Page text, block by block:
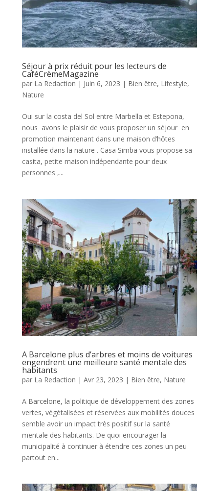
Séjour à prix réduit pour les lecteurs de
CaféCrèmeMagazine
par La Redaction | Juin 6, 2023 | Bien être, Lifestyle,
Nature
Oui sur la costa del Sol entre Marbella et Estepona,
nous avons le plaisir de vous proposer un séjour en
promotion maintenant dans une maison d’hôtes
installée dans la nature . Casa Simba vous propose sa
casita, petite maison indépendante pour deux
personnes ,...
A Barcelone plus d’arbres et moins de voitures
engendrent une meilleure santé mentale des
habitants
par La Redaction | Avr 23, 2023 | Bien être, Nature
A Barcelone, la politique de développement des zones
vertes, végétalisées et réservées aux mobilités douces
semble avoir un impact très positif sur la santé
mentale des habitants. De quoi encourager la
municipalité à continuer à étendre ces zones un peu
partout en...